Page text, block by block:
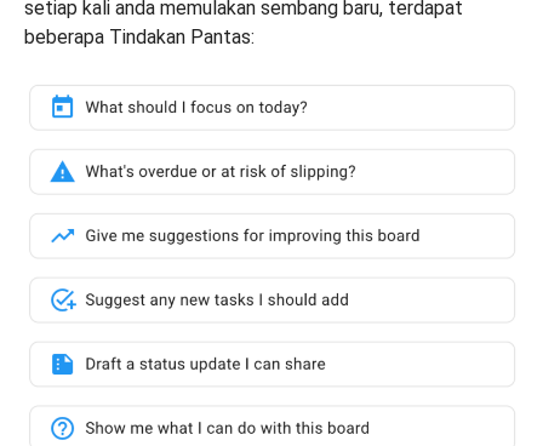
setiap kali anda memulakan sembang baru, terdapat
beberapa Tindakan Pantas: